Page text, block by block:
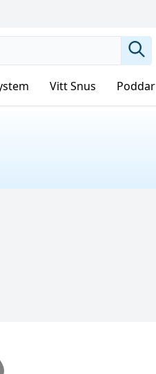
Vitt Snus Poddar